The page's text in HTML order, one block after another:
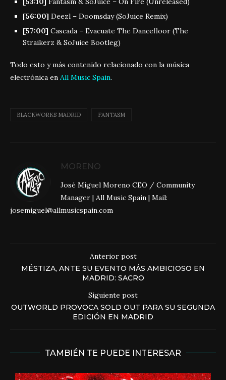
[56:00] Deezl – Doomsday (SoJuice Remix)
[57:00] Cascada – Evacuate The Dancefloor (The
Straikerz & SoJuice Bootleg)
Todo esto y más contenido relacionado con la música
electrónica en All Music Spain.
BLACKWORKS MADRID FANTASM
MORENO
José Miguel Moreno CEO / Community
Manager | All Music Spain | Mail:
josemiguel@allmusicspain.com
Anterior post
MËSTIZA, ANTE SU EVENTO MÁS AMBICIOSO EN
MADRID: SACRO
Siguiente post
OUTWORLD PROVOCA SOLD OUT PARA SU SEGUNDA
EDICIÓN EN MADRID
TAMBIÉN TE PUEDE INTERESAR